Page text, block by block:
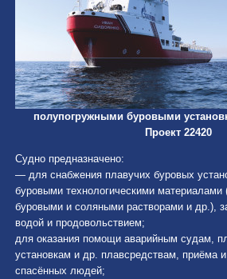
полупогружными буровыми
Проект 22420
Судно предназначено:
— для снабжения плавучих буровых
буровыми технологическими материалами
буровыми и соляными растворами и др.),
водой и продовольствием;
для оказания помощи аварийным судам,
установкам и др. плавсредствам, приёма
спасённых людей;